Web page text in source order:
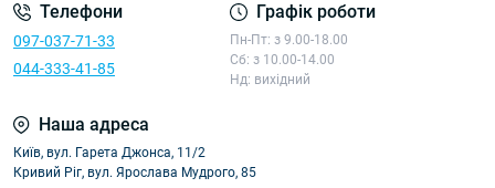
Телефони
097-037-71-33
044-333-41-85
Графік роботи
Пн-Пт: з 9.00-18.00
Сб: з 10.00-14.00
Нд: вихідний
Наша адреса
Київ, вул. Гарета Джонса, 11/2
Кривий Ріг, вул. Ярослава Мудрого, 85